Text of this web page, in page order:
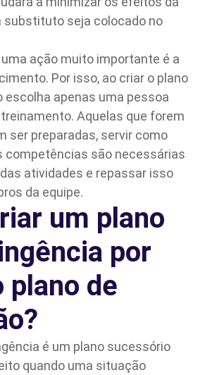
substituto seja colocado no
ação muito importante é a
Por isso, ao criar o plano
escolha apenas uma pessoa
Aquelas que forem
ser preparadas, servir como
competências são necessárias
atividades e repassar isso
da equipe.
um plano
por
plano de
é um plano sucessório
quando uma situação